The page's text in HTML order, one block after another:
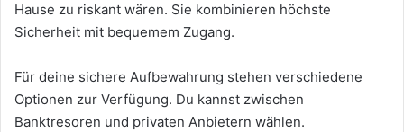
Hause zu riskant wären. Sie kombinieren höchste
Sicherheit mit bequemem Zugang.
Für deine sichere Aufbewahrung stehen verschiedene
Optionen zur Verfügung. Du kannst zwischen
Banktresoren und privaten Anbietern wählen.